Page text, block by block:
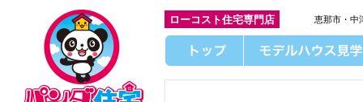
ローコスト住宅専門店 恵那市・中